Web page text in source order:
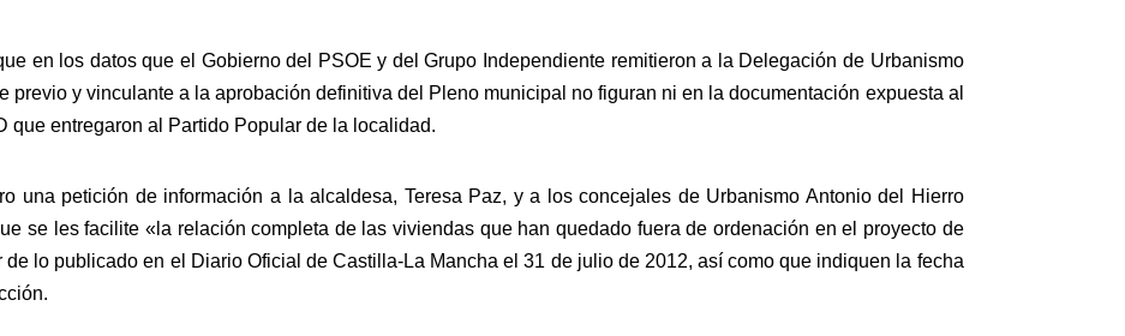
en los datos que el Gobierno del PSOE y del Grupo Independiente remitieron a la Delegación de Urbanismo
previo y vinculante a la aprobación definitiva del Pleno municipal no figuran ni en la documentación expuesta al
que entregaron al Partido Popular de la localidad.
una petición de información a la alcaldesa, Teresa Paz, y a los concejales de Urbanismo Antonio del Hierro
se les facilite «la relación completa de las viviendas que han quedado fuera de ordenación en el proyecto de
de lo publicado en el Diario Oficial de Castilla-La Mancha el 31 de julio de 2012, así como que indiquen la fecha